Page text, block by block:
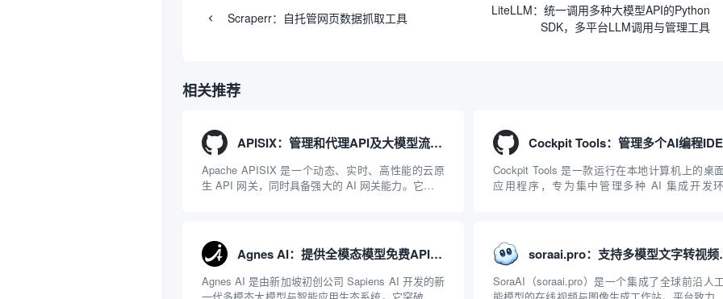
Scraperr：自托管网页数据抓取工具
LiteLLM：统一调用多种大模型API的Python
SDK，多平台LLM调用与管理工具
相关推荐
APISIX：管理和代理API及大模型流量的高性能网关
Apache APISIX 是一个动态、实时、高性能的云原
生 API 网关，同时具备强大的 AI 网关能力。它基于
Cockpit Tools 是一款运行在本地计算机上的桌
应用程序，专为集中管理多种 AI 集成开发
Agnes AI：提供全模态模型免费API、支持图文视频生成与复杂工程执行的智能体平台
Agnes AI 是由新加坡初创公司 Sapiens AI 开发的新
soraai.pro
SoraAI（soraai.pro）是一个集成了全球前沿人